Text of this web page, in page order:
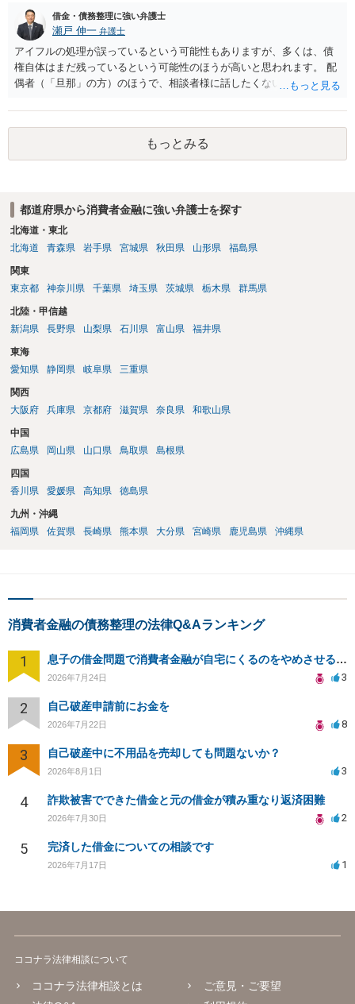
借金・債務整理に強い弁護士
瀬戸 伸一 弁護士
アイフルの処理が誤っているという可能性もありますが、多くは、債
権自体はまだ残っているという可能性のほうが高いと思われます。 配
偶者（「旦那」の方）のほうで、相談者様に話したくない事情等もあ
援用という方法も取れる可能性があるため、御主人に法律事務所に相
談にいくように説得されてはどうでしょうか。相談者様が一緒だと話
せない事情もあるかもしれないのでおひとりで行ってもらうほうがい
いかもしれません。 配偶者の債務がある状態で配偶者が亡くなると債
て相談にいくようにお話してみてはどうでしょうか。
もっとみる
都道府県から消費者金融に強い弁護士を探す
北海道・東北
北海道
青森県 岩手県 宮城県 秋田県 山形県 福島県
関東
東京都
神奈川県 千葉県 埼玉県 茨城県 栃木県 群馬県
北陸・甲信越
新潟県
長野県 山梨県 石川県 富山県 福井県
東海
愛知県
静岡県 岐阜県 三重県
関西
大阪府
兵庫県 京都府 滋賀県 奈良県 和歌山県
中国
広島県
岡山県 山口県 鳥取県 島根県
四国
香川県
愛媛県 高知県 徳島県
九州・沖縄
福岡県
佐賀県 長崎県 熊本県 大分県 宮崎県 鹿児島県 沖縄県
消費者金融の債務整理の法律Q&Aランキング
1 息子の借金問題で消費者金融が自宅にくるのをやめさせる方法はないですか？
2026年7月24日 3
2 自己破産申請前にお金を
2026年7月22日 8
3 自己破産中に不用品を売却しても問題ないか？
2026年8月1日 3
4 詐欺被害でできた借金と元の借金が積み重なり返済困難
2026年7月30日 2
5 完済した借金についての相談です
2026年7月17日 1
ココナラ法律相談について
ココナラ法律相談とは
ご意見・ご要望